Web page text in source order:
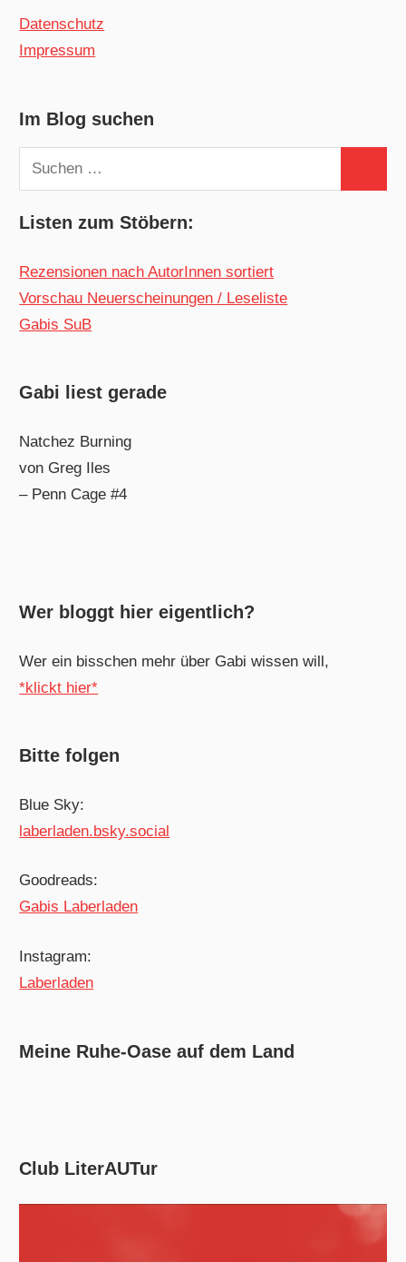
Datenschutz
Impressum
Im Blog suchen
Suchen
nach:
Listen zum Stöbern:
Rezensionen nach AutorInnen sortiert
Vorschau Neuerscheinungen / Leseliste
Gabis SuB
Gabi liest gerade
Natchez Burning
von Greg Iles
– Penn Cage #4
Wer bloggt hier eigentlich?
Wer ein bisschen mehr über Gabi wissen will,
*klickt hier*
Bitte folgen
Blue Sky:
laberladen.bsky.social
Goodreads:
Gabis Laberladen
Instagram:
Laberladen
Meine Ruhe-Oase auf dem Land
Club LiterAUTur